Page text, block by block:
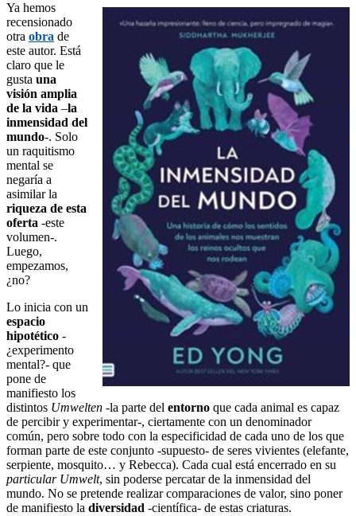
Ya hemos
recensionado
otra obra de
este autor. Está
claro que le
gusta una
visión amplia
de la vida –la
inmensidad del
mundo-. Solo
un raquitismo
mental se
negaría a
asimilar la
riqueza de esta
oferta -este
volumen-.
Luego,
empezamos,
¿no?
Lo inicia con un
espacio
hipotético -
¿experimento
mental?- que
pone de
manifiesto los
distintos Umwelten -la parte del entorno que cada animal es capaz
de percibir y experimentar-, ciertamente con un denominador
común, pero sobre todo con la especificidad de cada uno de los que
forman parte de este conjunto -supuesto- de seres vivientes (elefante,
serpiente, mosquito… y Rebecca). Cada cual está encerrado en su
particular Umwelt, sin poderse percatar de la inmensidad del
mundo. No se pretende realizar comparaciones de valor, sino poner
de manifiesto la diversidad -científica- de estas criaturas.